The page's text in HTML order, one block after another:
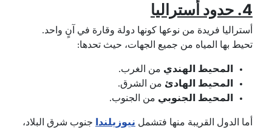
4. حدود أستراليا
أستراليا فريدة من نوعها كونها دولة وقارة في آنٍ واحد.
تحيط بها المياه من جميع الجهات، حيث تحدها:
المحيط الهندي من الغرب.
المحيط الهادئ من الشرق.
المحيط الجنوبي من الجنوب.
أما الدول القريبة منها فتشمل نيوزيلندا جنوب شرق البلاد،